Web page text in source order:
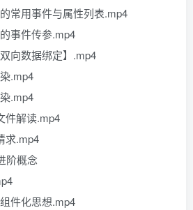
常用事件与属性列表.mp4
事件传参.mp4
向数据绑定】.mp4
.mp4
.mp4
件解读.mp4
求.mp4
阶概念
件化思想.mp4